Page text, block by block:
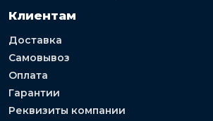
Клиентам
Доставка
Самовывоз
Оплата
Гарантии
Реквизиты компании